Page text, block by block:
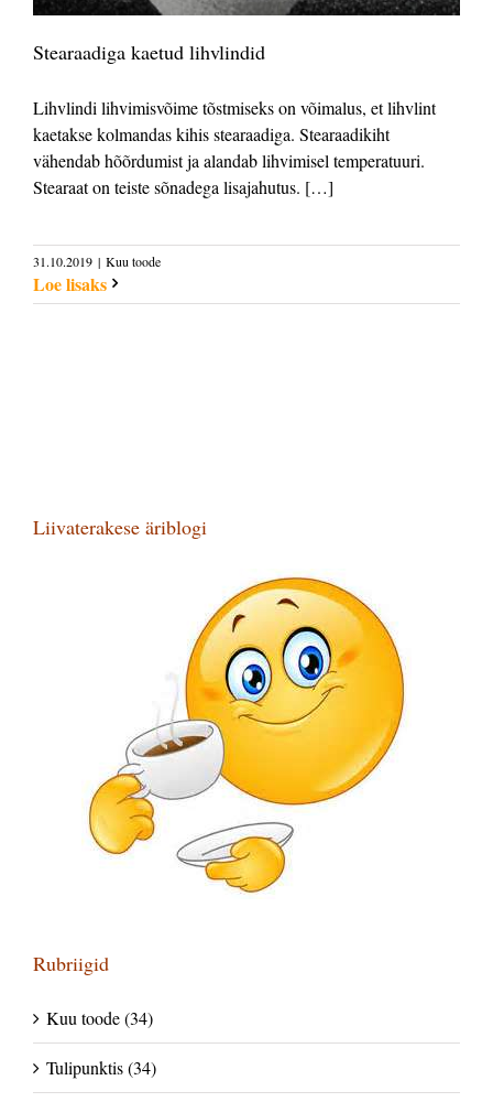
Stearaadiga kaetud lihvlindid
Lihvlindi lihvimisvõime tõstmiseks on võimalus, et lihvlint
kaetakse kolmandas kihis stearaadiga. Stearaadikiht
vähendab hõõrdumist ja alandab lihvimisel temperatuuri.
Stearaat on teiste sõnadega lisajahutus. […]
31.10.2019 | Kuu toode
Loe lisaks
Liivaterakese äriblogi
Rubriigid
Kuu toode (34)
Tulipunktis (34)